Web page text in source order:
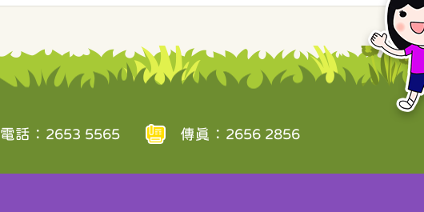
電話：2653 5565 傳真：2656 2856